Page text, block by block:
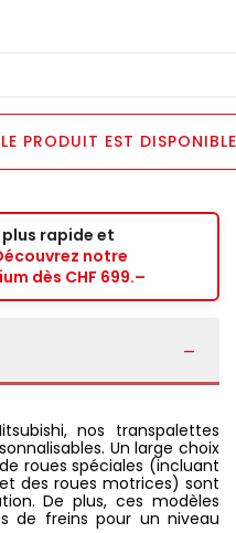
rapide et
notre
dès CHF 699.–
nos transpalettes
Un large choix
roues spéciales (incluant
des roues motrices) sont
De plus, ces modèles
de freins pour un niveau